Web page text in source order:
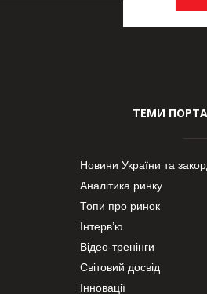
ТЕМИ
Новини України та
Аналітика ринку
Топи про ринок
Інтерв’ю
Відео-тренінги
Світовий досвід
Інновації